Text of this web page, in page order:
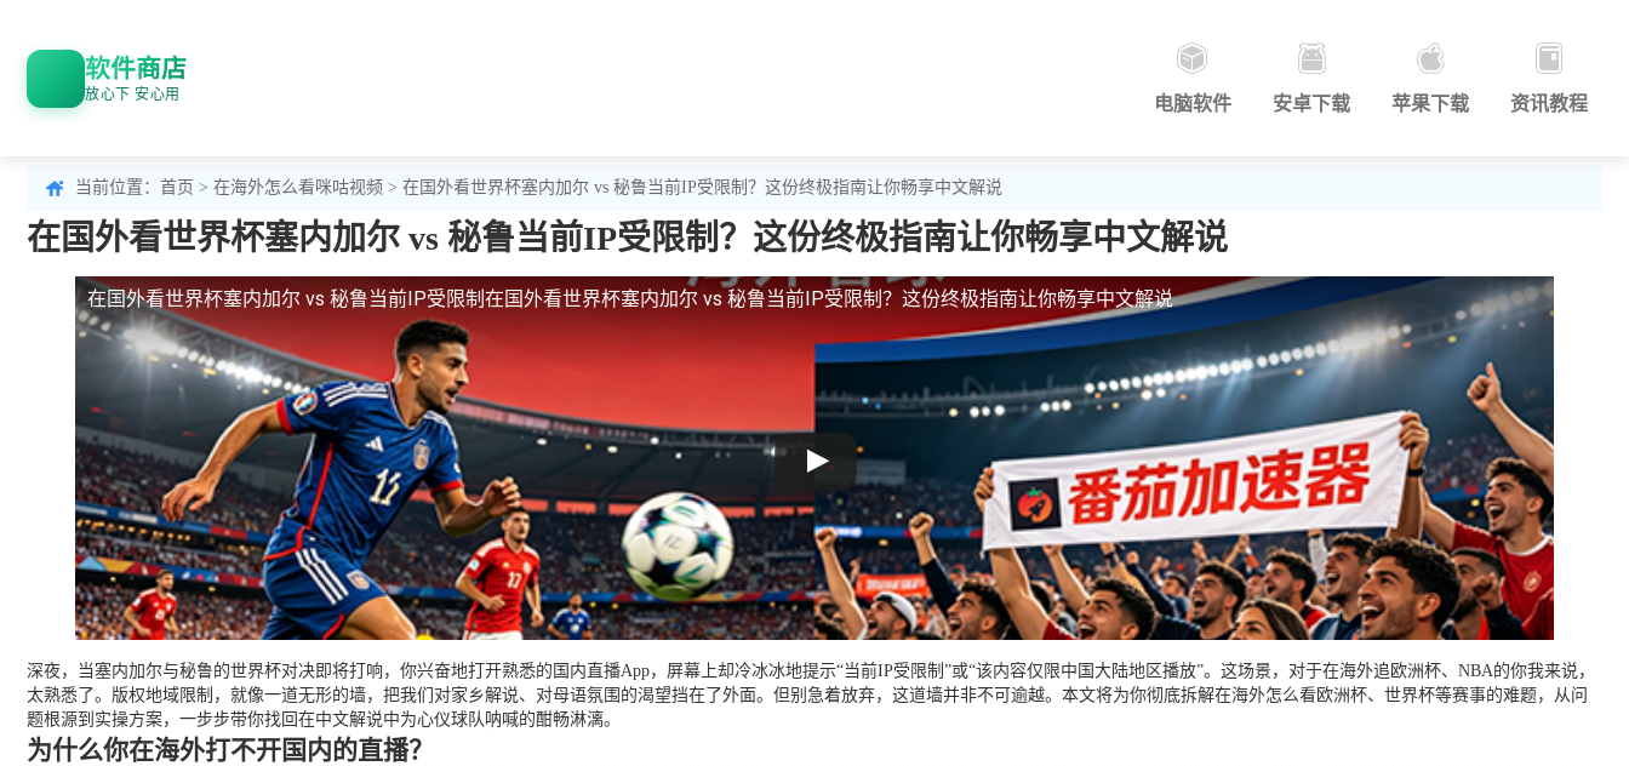
软件商店
放心下 安心用 电脑软件 安卓下载 苹果下载 资讯教程
当前位置： 首页 > 在海外怎么看咪咕视频 > 在国外看世界杯塞内加尔 vs 秘鲁当前IP受限制？这份终极指南让你畅享中文解说
在国外看世界杯塞内加尔 vs 秘鲁当前IP受限制？这份终极指南让你畅享中文解说
在国外看世界杯塞内加尔 vs 秘鲁当前IP受限制 在国外看世界杯塞内加尔 vs 秘鲁当前IP受限制？这份终极指南让你畅享中文解说
深夜，当塞内加尔与秘鲁的世界杯对决即将打响，你兴奋地打开熟悉的国内直播App，屏幕上却冷冰冰地提示“当前IP受限制”或“该内容仅限中国大陆地区播放”。这场景，对于在海外追欧洲杯、NBA的你我来说，
太熟悉了。版权地域限制，就像一道无形的墙，把我们对家乡解说、对母语氛围的渴望挡在了外面。但别急着放弃，这道墙并非不可逾越。本文将为你彻底拆解在海外怎么看欧洲杯、世界杯等赛事的难题，从问
题根源到实操方案，一步步带你找回在中文解说中为心仪球队呐喊的酣畅淋漓。
为什么你在海外打不开国内的直播？